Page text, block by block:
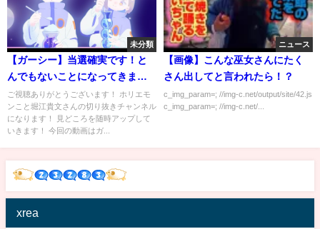
未分類
【ガーシー】当選確実です！と
んでもないことになってきまし
た※芸能界、経済界は震えて待
て【堀江貴文 切り抜き 東谷義和
小栗旬 参院選 参議院選挙 ガーシ
ご視聴ありがとうございます！ ホリエモ
ンこと堀江貴文さんの切り抜きチャンネル
になります！ 見どころを随時アップして
いきます！ 今回の動画はガ...
ニュース
【画像】こんな巫女さんにたく
さん出してと言われたら！？
c_img_param=; //img-c.net/output/site/42.js
c_img_param=; //img-c.net/...
xrea